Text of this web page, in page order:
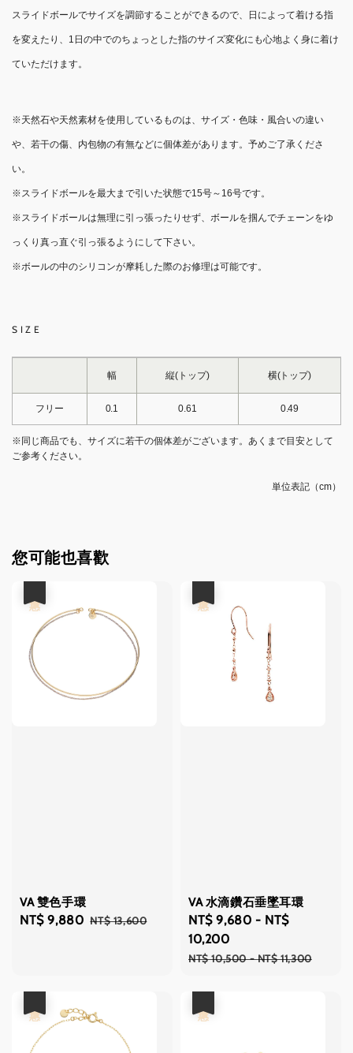
スライドボールでサイズを調節することができるので、日によって着ける指
を変えたり、1日の中でのちょっとした指のサイズ変化にも心地よく身に着け
ていただけます。
※天然石や天然素材を使用しているものは、サイズ・色味・風合いの違い
や、若干の傷、内包物の有無などに個体差があります。予めご了承くださ
い。
※スライドボールを最大まで引いた状態で15号～16号です。
※スライドボールは無理に引っ張ったりせず、ボールを掴んでチェーンをゆ
っくり真っ直ぐ引っ張るようにして下さい。
※ボールの中のシリコンが摩耗した際のお修理は可能です。
SIZE
幅 縦(トップ) 横(トップ)
フリー 0.1 0.61 0.49
※同じ商品でも、サイズに若干の個体差がございます。あくまで目安として
ご参考ください。
単位表記（cm）
您可能也喜歡
VA 雙色手環
Sale
NT$ 9,880 Regular
NT$ 13,600
VA 水滴鑽石垂墜耳環
Sale
price
NT$ 9,680 - NT$
10,200
Regular
NT$ 10,500-NT$ 11,300